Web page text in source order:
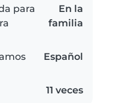
para
En la
familia
Español
11 veces